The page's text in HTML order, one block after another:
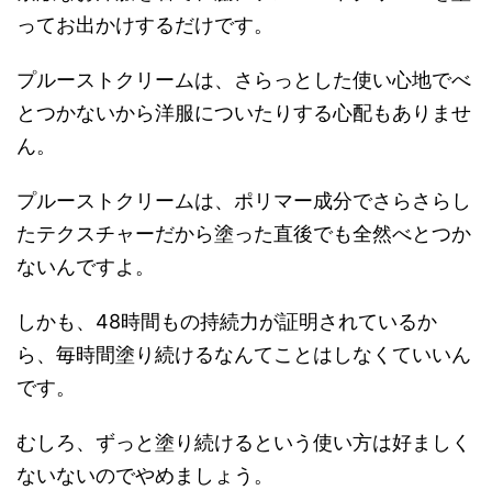
ってお出かけするだけです。
プルーストクリームは、さらっとした使い心地でべ
とつかないから洋服についたりする心配もありませ
ん。
プルーストクリームは、ポリマー成分でさらさらし
たテクスチャーだから塗った直後でも全然べとつか
ないんですよ。
しかも、48時間もの持続力が証明されているか
ら、毎時間塗り続けるなんてことはしなくていいん
です。
むしろ、ずっと塗り続けるという使い方は好ましく
ないないのでやめましょう。